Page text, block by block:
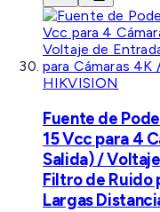
HIKVISION
Fuente de
15 Vcc para 4
Salida) /
Filtro de Ruido
Largas